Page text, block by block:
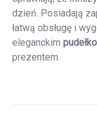
dzień. Posiadają
łatwą obsługę i
eleganckim
prezentem.